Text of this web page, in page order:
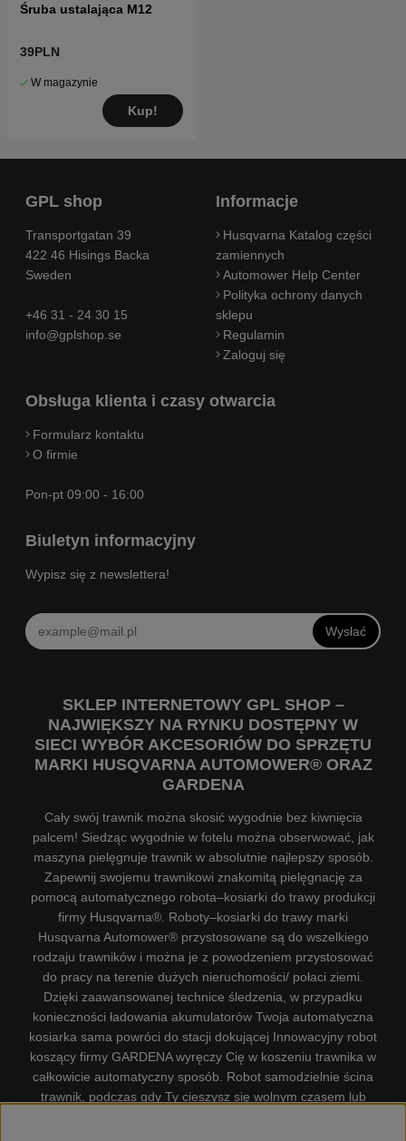
Śruba ustalająca M12
39PLN
W magazynie
Kup!
GPL shop
Transportgatan 39
422 46 Hisings Backa
Sweden
+46 31 - 24 30 15
info@gplshop.se
Informacje
Husqvarna Katalog części
zamiennych
Automower Help Center
Polityka ochrony danych
sklepu
Regulamin
Zaloguj się
Obsługa klienta i czasy otwarcia
Formularz kontaktu
O firmie
Pon-pt 09:00 - 16:00
Biuletyn informacyjny
Wypisz się z newslettera!
Wysłać
SKLEP INTERNETOWY GPL SHOP –
NAJWIĘKSZY NA RYNKU DOSTĘPNY W
SIECI WYBÓR AKCESORIÓW DO SPRZĘTU
MARKI HUSQVARNA AUTOMOWER® ORAZ
GARDENA
Cały swój trawnik można skosić wygodnie bez kiwnięcia
palcem! Siedząc wygodnie w fotelu można obserwować, jak
maszyna pielęgnuje trawnik w absolutnie najlepszy sposób.
Zapewnij swojemu trawnikowi znakomitą pielęgnację za
pomocą automatycznego robota–kosiarki do trawy produkcji
firmy Husqvarna®. Roboty–kosiarki do trawy marki
Husqvarna Automower® przystosowane są do wszelkiego
rodzaju trawników i można je z powodzeniem przystosować
do pracy na terenie dużych nieruchomości/ połaci ziemi.
Dzięki zaawansowanej technice śledzenia, w przypadku
konieczności ładowania akumulatorów Twoja automatyczna
kosiarka sama powróci do stacji dokującej Innowacyjny robot
koszący firmy GARDENA wyręczy Cię w koszeniu trawnika w
całkowicie automatyczny sposób. Robot samodzielnie ścina
trawnik, podczas gdy Ty cieszysz się wolnym czasem lub